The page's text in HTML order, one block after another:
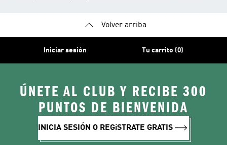
Volver arriba
Iniciar sesión Tu carrito (0)
ÚNETE AL CLUB Y RECIBE 300
PUNTOS DE BIENVENIDA
INICIA SESIÓN O REGíSTRATE GRATIS